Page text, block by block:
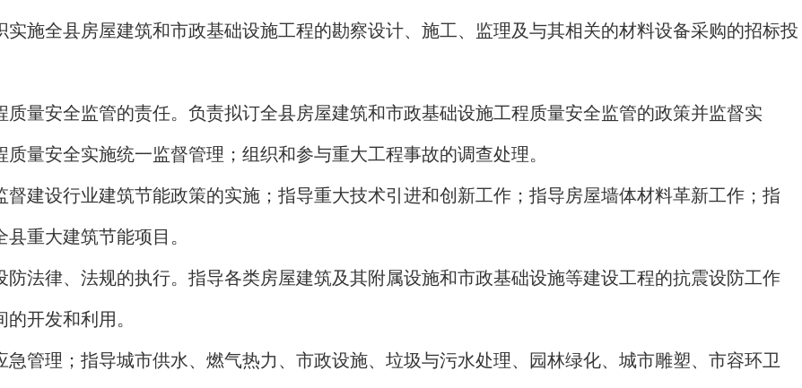
施全县房屋建筑和市政基础设施工程的勘察设计、施工、监理及与其相关的材料设备采购的招标投
质量安全监管的责任。负责拟订全县房屋建筑和市政基础设施工程质量安全监管的政策并监督实
量安全实施统一监督管理；组织和参与重大工程事故的调查处理。
督建设行业建筑节能政策的实施；指导重大技术引进和创新工作；指导房屋墙体材料革新工作；指
重大建筑节能项目。
防法律、法规的执行。指导各类房屋建筑及其附属设施和市政基础设施等建设工程的抗震设防工作
开发和利用。
急管理；指导城市供水、燃气热力、市政设施、垃圾与污水处理、园林绿化、城市雕塑、市容环卫